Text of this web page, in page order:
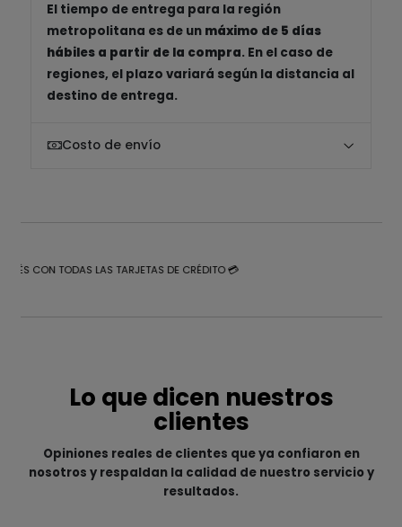
El tiempo de entrega para la región
metropolitana es de un máximo de 5 días
hábiles a partir de la compra. En el caso de
regiones, el plazo variará según la distancia al
destino de entrega.
Costo de envío
CON TODAS LAS TARJETAS DE CRÉDITO 💳
Lo que dicen nuestros
clientes
Opiniones reales de clientes que ya confiaron en
nosotros y respaldan la calidad de nuestro servicio y
resultados.